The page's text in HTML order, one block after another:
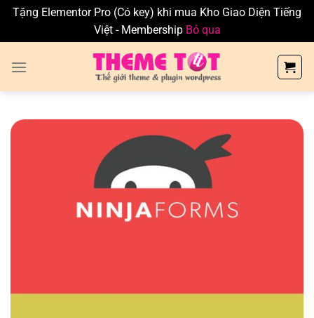
Tặng Elementor Pro (Có key) khi mua Kho Giao Diện Tiếng
Việt - Membership Bỏ qua